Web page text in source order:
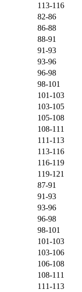
113-116
82-86
86-88
88-91
91-93
93-96
96-98
98-101
101-103
103-105
105-108
108-111
111-113
113-116
116-119
119-121
87-91
91-93
93-96
96-98
98-101
101-103
103-106
106-108
108-111
111-113